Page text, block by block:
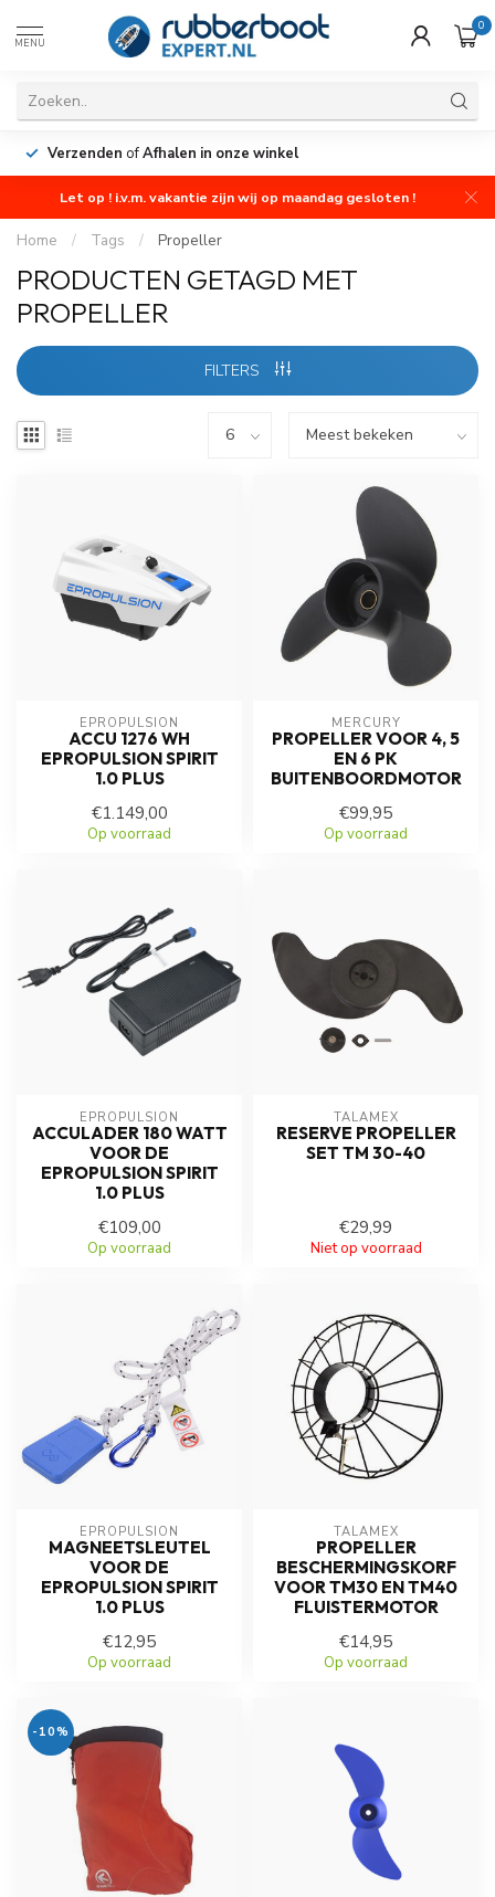
MENU
0
Verzenden ofAfhalen in onze winkel
Let op ! i.v.m. vakantie zijn wij op maandag gesloten !
Home / Tags / Propeller
PRODUCTEN GETAGD MET
PROPELLER
FILTERS
EPROPULSION
ACCU 1276 WH
EPROPULSION SPIRIT
1.0 PLUS
€1.149,00
Op voorraad
MERCURY
PROPELLER VOOR 4, 5
EN 6 PK
BUITENBOORDMOTOR
€99,95
Op voorraad
EPROPULSION
ACCULADER 180 WATT
VOOR DE
EPROPULSION SPIRIT
1.0 PLUS
€109,00
Op voorraad
TALAMEX
RESERVE PROPELLER
SET TM 30-40
€29,99
Niet op voorraad
EPROPULSION
MAGNEETSLEUTEL
VOOR DE
EPROPULSION SPIRIT
1.0 PLUS
€12,95
Op voorraad
TALAMEX
PROPELLER
BESCHERMINGSKORF
VOOR TM30 EN TM40
FLUISTERMOTOR
€14,95
Op voorraad
-10%